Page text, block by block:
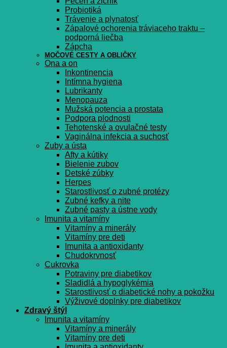
Probiotiká
Trávenie a plynatosť
Zápalové ochorenia tráviaceho traktu –
podporná liečba
Zápcha
MOČOVÉ CESTY A OBLIČKY
Ona a on
Inkontinencia
Intímna hygiena
Lubrikanty
Menopauza
Mužská potencia a prostata
Podpora plodnosti
Tehotenské a ovulačné testy
Vaginálna infekcia a suchosť
Zuby a ústa
Afty a kútiky
Bielenie zubov
Detské zúbky
Herpes
Starostlivosť o zubné protézy
Zubné kefky a nite
Zubné pasty a ústne vody
Imunita a vitamíny
Vitamíny a minerály
Vitamíny pre deti
Imunita a antioxidanty
Chudokrvnosť
Cukrovka
Potraviny pre diabetikov
Sladidlá a hypoglykémia
Starostlivosť o diabetické nohy a pokožku
Výživové doplnky pre diabetikov
Zdravý štýl
Imunita a vitamíny
Vitamíny a minerály
Vitamíny pre deti